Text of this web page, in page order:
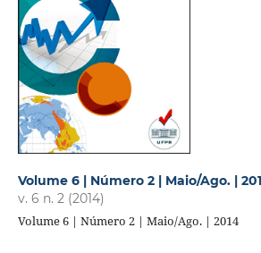
Volume 6 | Número 2 | Maio/Ago. |
v. 6 n. 2 (2014)
Volume 6 | Número 2 | Maio/Ago. | 2014